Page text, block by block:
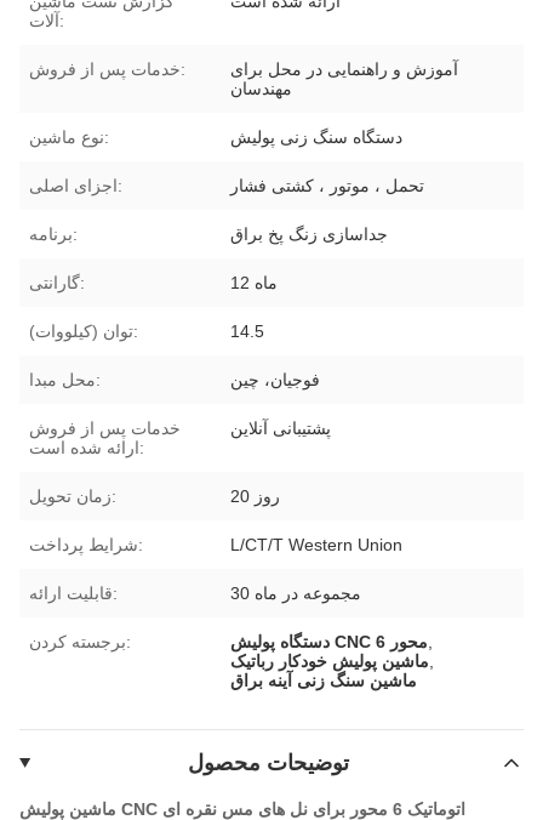
آلات:
خدمات پس از فروش:
آموزش و راهنمایی در محل برای
مهندسان
نوع ماشین: دستگاه سنگ زنی پولیش
اجزای اصلی: تحمل ، موتور ، کشتی فشار
برنامه: جداسازی زنگ پخ براق
گارانتی: 12 ماه
توان (کیلووات): 14.5
محل مبدا: فوجیان، چین
خدمات پس از فروش
ارائه شده است:
پشتیبانی آنلاین
زمان تحویل: 20 روز
شرایط پرداخت: L/CT/T Western Union
قابلیت ارائه: 30 مجموعه در ماه
برجسته کردن: دستگاه پولیش CNC 6 محور
ماشین پولیش خودکار رباتیک
ماشین سنگ زنی آینه براق
توضیحات محصول
ماشین پولیش CNC اتوماتیک 6 محور برای نل های مس نقره ای